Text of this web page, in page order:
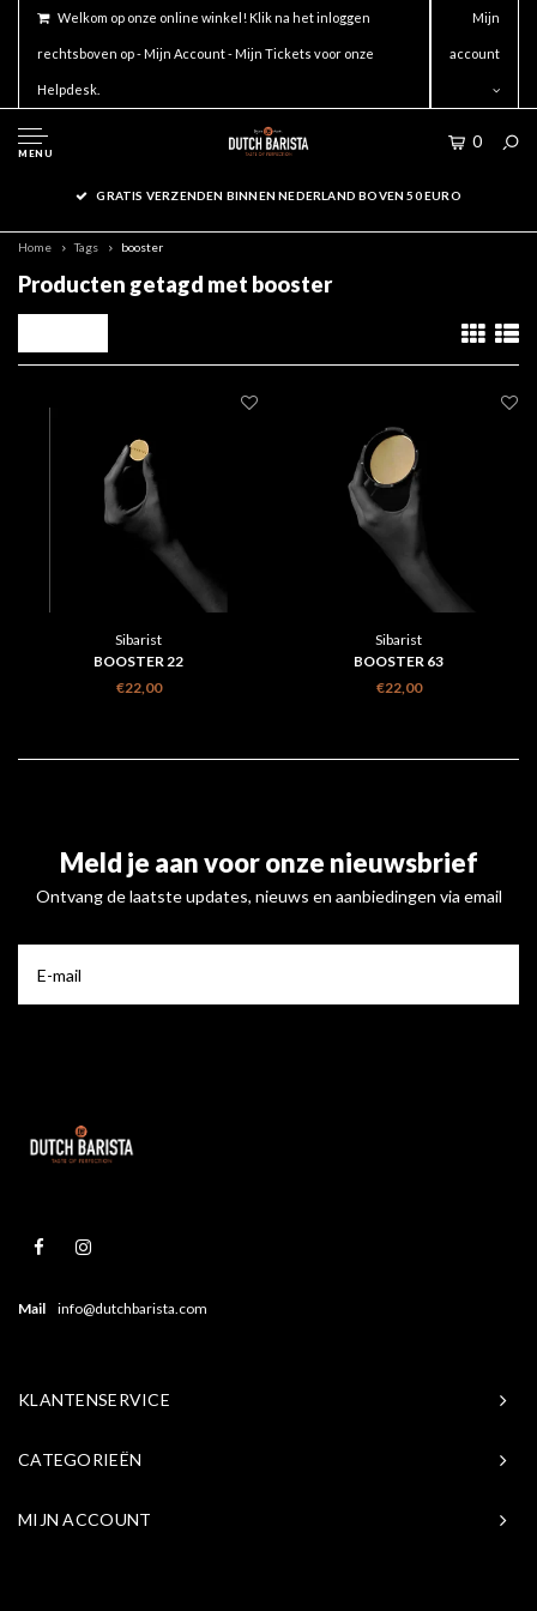
Welkom op onze online winkel! Klik na het inloggen
rechtsboven op - Mijn Account - Mijn Tickets voor onze
Helpdesk.
Mijn
account
MENU
0
GRATIS VERZENDEN BINNEN NEDERLAND BOVEN 50 EURO
Home Tags booster
Producten getagd met booster
Sibarist
BOOSTER 22
€22,00
Sibarist
BOOSTER 63
€22,00
Meld je aan voor onze nieuwsbrief
Ontvang de laatste updates, nieuws en aanbiedingen via email
Mail info@dutchbarista.com
KLANTENSERVICE
CATEGORIEËN
MIJN ACCOUNT